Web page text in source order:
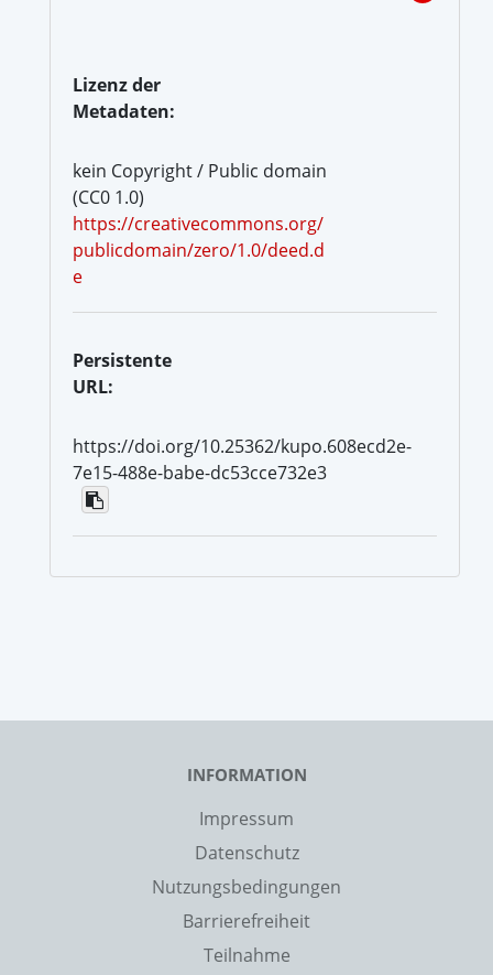
Lizenz der
Metadaten:
kein Copyright / Public domain
(CC0 1.0)
https://creativecommons.org/
publicdomain/zero/1.0/deed.d
e
Persistente
URL:
https://doi.org/10.25362/kupo.608ecd2e-
7e15-488e-babe-dc53cce732e3
INFORMATION
Impressum
Datenschutz
Nutzungsbedingungen
Barrierefreiheit
Teilnahme